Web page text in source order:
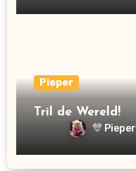
Pieper
Tril de Wereld!
Pieper